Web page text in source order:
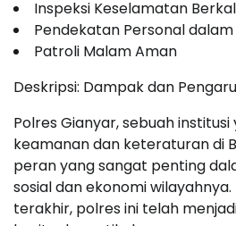
Inspeksi Keselamatan
Pendekatan Personal
Patroli Malam Aman
Deskripsi: Dampak dan
Polres Gianyar, sebuah
keamanan dan keteraturan di
peran yang sangat penting
sosial dan ekonomi
terakhir, polres ini telah